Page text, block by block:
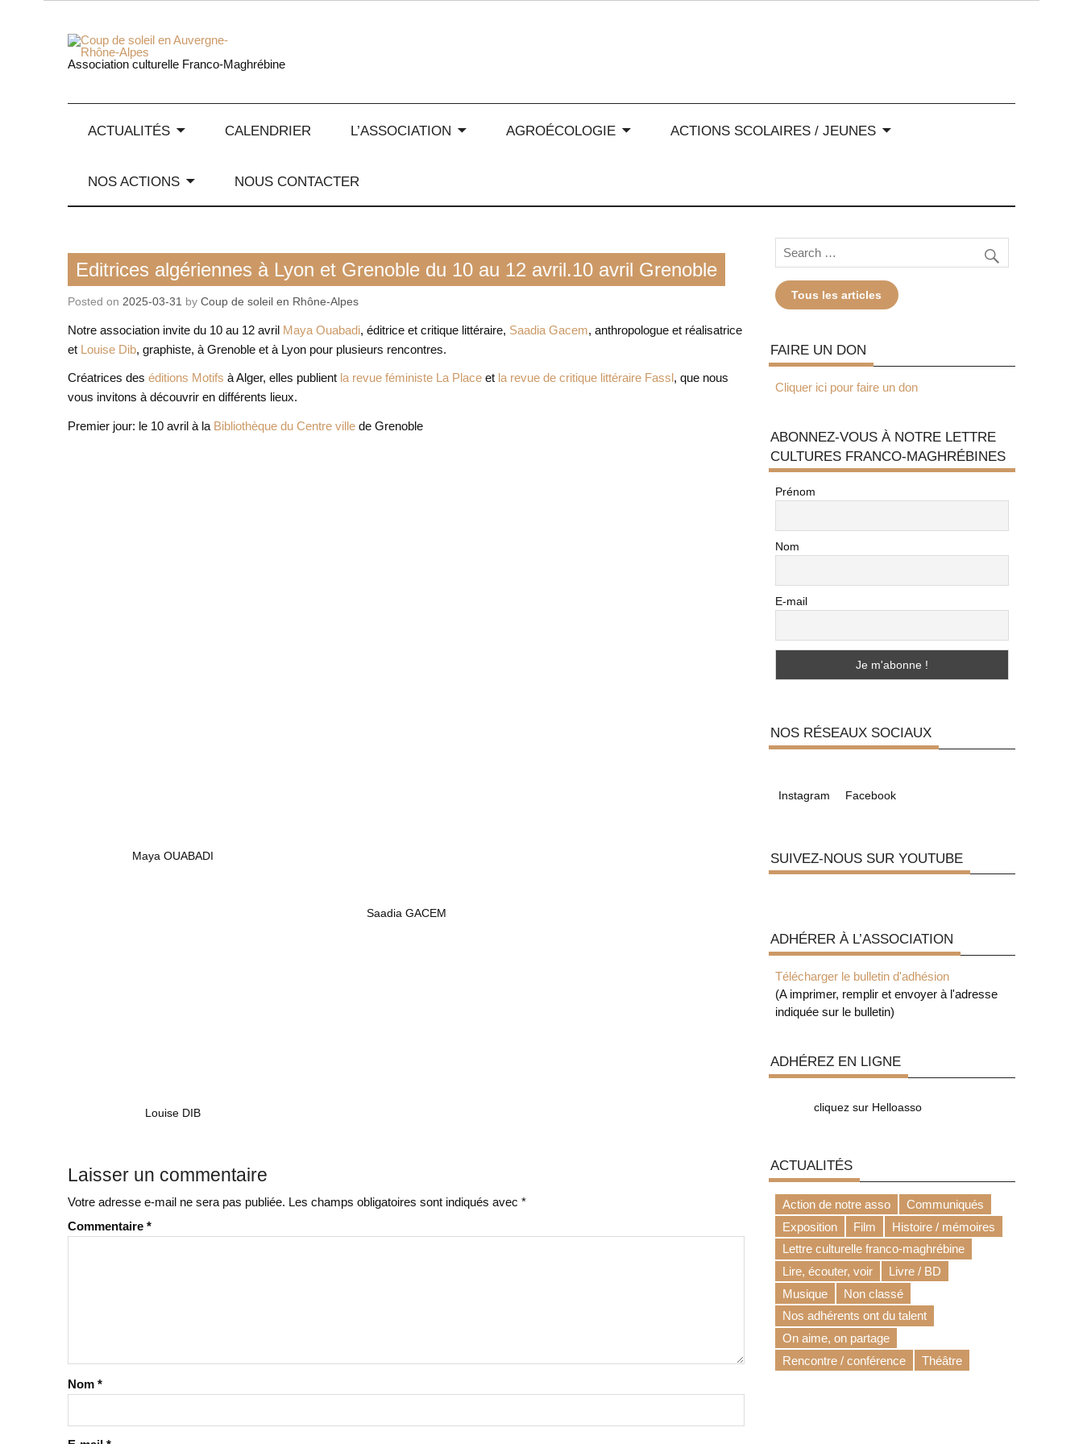
Coup de soleil en Auvergne-Rhône-Alpes
Association culturelle Franco-Maghrébine
ACTUALITÉS CALENDRIER L’ASSOCIATION AGROÉCOLOGIE ACTIONS SCOLAIRES / JEUNES
NOS ACTIONS NOUS CONTACTER
Rencontre / conférence
Editrices algériennes à Lyon et Grenoble du 10 au 12 avril.10 avril Grenoble
Posted on 2025-03-31 byCoup de soleil en Rhône-Alpes
Notre association invite du 10 au 12 avril Maya Ouabadi, éditrice et critique littéraire, Saadia Gacem, anthropologue et réalisatrice
et Louise Dib, graphiste, à Grenoble et à Lyon pour plusieurs rencontres.
Créatrices deséditions Motifs à Alger, elles publient la revue féministe La Place et la revue de critique littéraire Fassl, que nous
vous invitons à découvrir en différents lieux.
Premier jour: le 10 avril à la Bibliothèque du Centre ville de Grenoble
Maya OUABADI
Saadia GACEM
Louise DIB
Laisser un commentaire
Votre adresse e-mail ne sera pas publiée. Les champs obligatoires sont indiqués avec*
Commentaire*
Nom*
Tous les articles
FAIRE UN DON
Cliquer ici pour faire un don
ABONNEZ-VOUS À NOTRE LETTRE
CULTURES FRANCO-MAGHRÉBINES
Prénom
Nom
E-mail
NOS RÉSEAUX SOCIAUX
Instagram Facebook
SUIVEZ-NOUS SUR YOUTUBE
ADHÉRER À L’ASSOCIATION
Télécharger le bulletin d'adhésion
(A imprimer, remplir et envoyer à l'adresse
indiquée sur le bulletin)
ADHÉREZ EN LIGNE
cliquez sur Helloasso
ACTUALITÉS
Action de notre asso
Communiqués
Exposition
Film
Histoire / mémoires
Lettre culturelle franco-maghrébine
Lire, écouter, voir
Livre / BD
Musique
Non classé
Nos adhérents ont du talent
On aime, on partage
Rencontre / conférence
Théâtre